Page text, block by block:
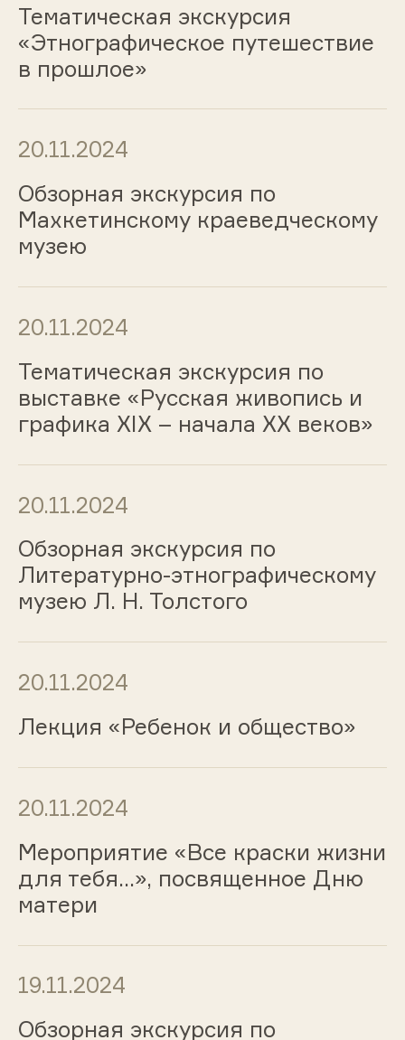
Тематическая экскурсия
«Этнографическое путешествие
в прошлое»
20.11.2024
Обзорная экскурсия по
Махкетинскому краеведческому
музею
20.11.2024
Тематическая экскурсия по
выставке «Русская живопись и
графика ХIХ – начала ХХ веков»
20.11.2024
Обзорная экскурсия по
Литературно-этнографическому
музею Л. Н. Толстого
20.11.2024
Лекция «Ребенок и общество»
20.11.2024
Мероприятие «Все краски жизни
для тебя…», посвященное Дню
матери
19.11.2024
Обзорная экскурсия по